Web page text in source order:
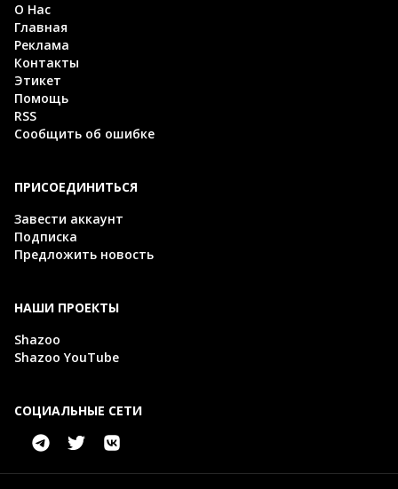
О Нас
Главная
Реклама
Контакты
Этикет
Помощь
RSS
Сообщить об ошибке
ПРИСОЕДИНИТЬСЯ
Завести аккаунт
Подписка
Предложить новость
НАШИ ПРОЕКТЫ
Shazoo
Shazoo YouTube
СОЦИАЛЬНЫЕ СЕТИ